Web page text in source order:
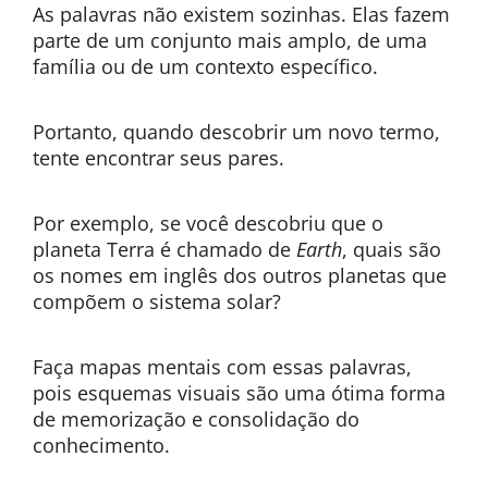
As palavras não existem sozinhas. Elas fazem
parte de um conjunto mais amplo, de uma
família ou de um contexto específico.
Portanto, quando descobrir um novo termo,
tente encontrar seus pares.
Por exemplo, se você descobriu que o
planeta Terra é chamado de Earth, quais são
os nomes em inglês dos outros planetas que
compõem o sistema solar?
Faça mapas mentais com essas palavras,
pois esquemas visuais são uma ótima forma
de memorização e consolidação do
conhecimento.